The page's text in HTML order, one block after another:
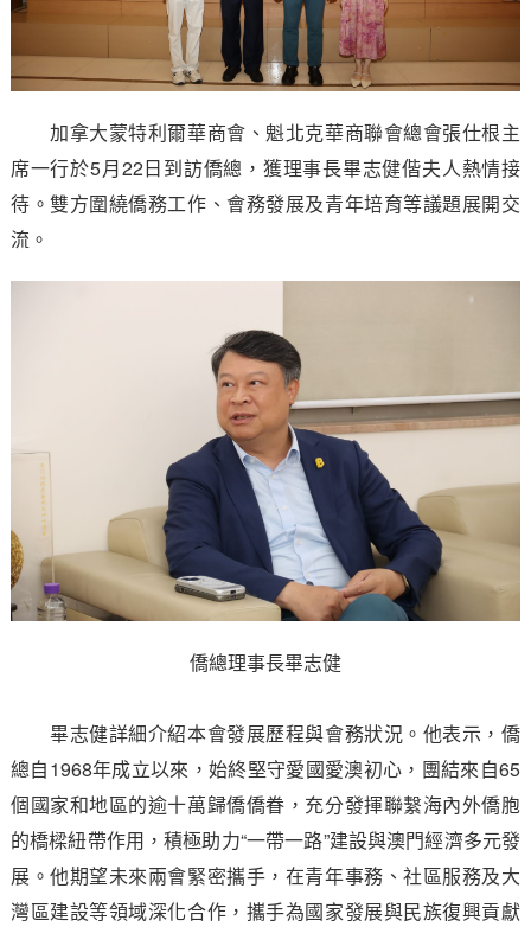
加拿大蒙特利爾華商會、魁北克華商聯會總會張仕根主
席一行於5月22日到訪僑總， 獲理事長畢志健偕夫人熱情接
待。雙方圍繞僑務工作、會務發展及青年培育等議題展開交
流。
僑總理事長畢志健
畢志健詳細介紹本會發展歷程與會務狀況。他表示，僑
總自1968年成立以來，始終堅守愛國愛澳初心，團結來自65
個國家和地區的逾十萬歸僑僑眷，充分發揮聯繫海內外僑胞
的橋樑紐帶作用，積極助力“一帶一路”建設與澳門經濟多元發
展。他期望未來兩會緊密攜手，在青年事務、社區服務及大
灣區建設等領域深化合作，攜手為國家發展與民族復興貢獻